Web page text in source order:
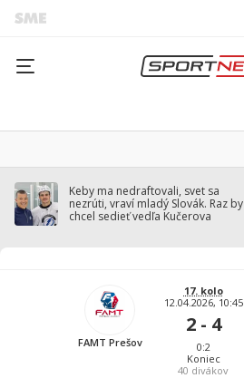
Keby ma nedraftovali, svet sa
nezrúti, vraví mladý Slovák. Raz by
chcel sedieť vedľa Kučerova
FAMT Prešov
17. kolo
12.04.2026, 10:45
2 - 4
0:2
Koniec
40 divákov